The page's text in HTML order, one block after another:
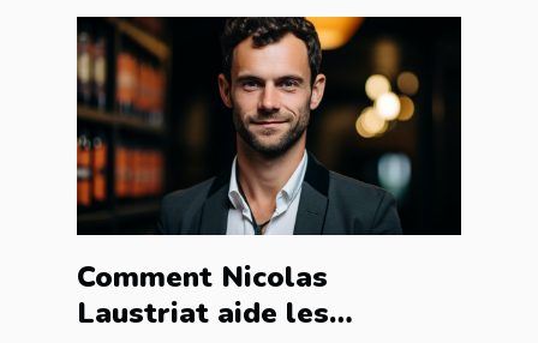
Comment Nicolas
Laustriat aide les